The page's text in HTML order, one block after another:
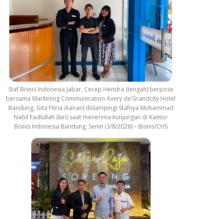
Staf Bisnis Indonesia Jabar, Cecep Hendra (tengah) berpose
bersama Marketing Communication Avery de’Grandcity Hotel
Bandung, Gita Fitria (kanan) didampingi Stafnya Muhammad
Nabil Fadlullah (kiri) saat menerima kunjungan di Kantor
Bisnis Indonesia Bandung, Senin (3/8/2026) – Bisnis/CHS